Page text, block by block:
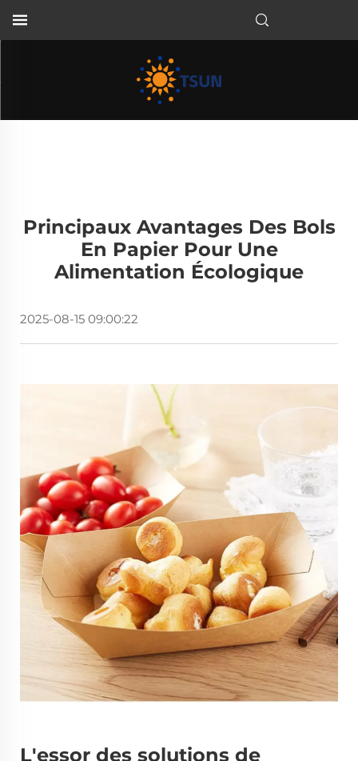
Principaux Avantages Des Bols
En Papier Pour Une
Alimentation Écologique
2025-08-15 09:00:22
L'essor des solutions de